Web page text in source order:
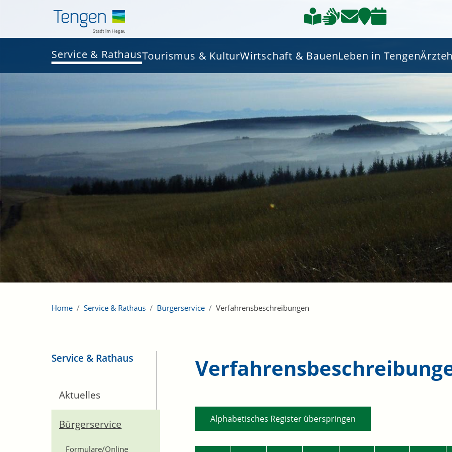
Service & RathausTourismus & KulturWirtschaft & BauenLeben in Tengen
Home Service & Rathaus Bürgerservice Verfahrensbeschreibungen
Service & Rathaus
Aktuelles
Bürgerservice
Formulare/Online
Alphabetisches Register überspringen